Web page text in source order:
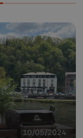
10/05/2024